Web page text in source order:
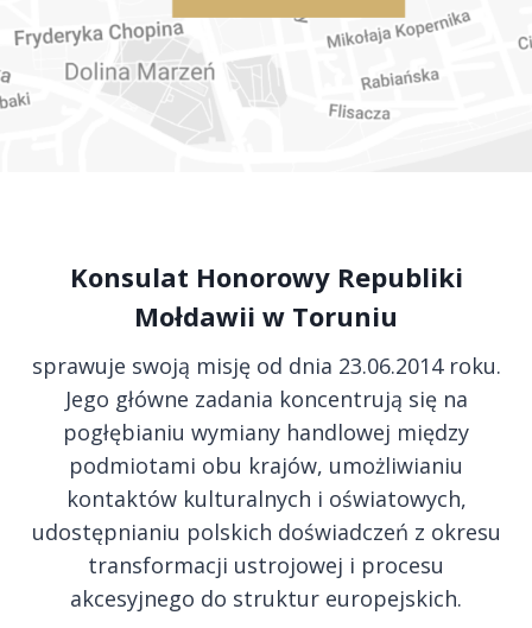
prezentowana będzie w
BlackWall Gallery w
Toruniu przy ul. Różanej 1.
W dniu 12 lutego 2026
Konsulat Honorowy Republiki
Mołdawii w Toruniu
sprawuje swoją misję od dnia 23.06.2014 roku.
Jego główne zadania koncentrują się na
pogłębianiu wymiany handlowej między
podmiotami obu krajów, umożliwianiu
kontaktów kulturalnych i oświatowych,
udostępnianiu polskich doświadczeń z okresu
transformacji ustrojowej i procesu
akcesyjnego do struktur europejskich.